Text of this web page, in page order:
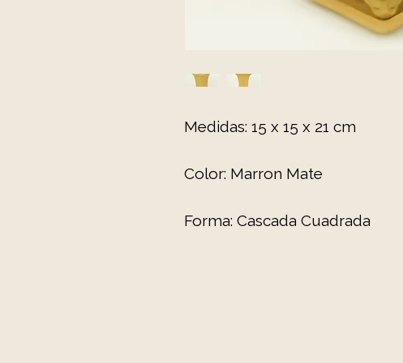
Medidas: 15 x 15 x 21 cm
Color: Marron Mate
Forma: Cascada Cuadrada